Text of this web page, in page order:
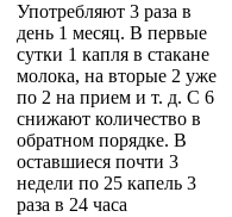
Употребляют 3 раза в
день 1 месяц. В первые
сутки 1 капля в стакане
молока, на вторые 2 уже
по 2 на прием и т. д. С 6
снижают количество в
обратном порядке. В
оставшиеся почти 3
недели по 25 капель 3
раза в 24 часа